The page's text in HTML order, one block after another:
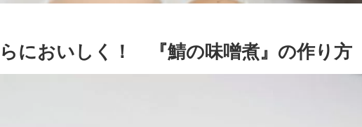
においしく！ 『鯖の味噌煮』の作り方